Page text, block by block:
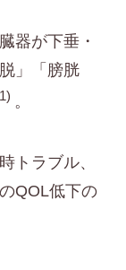
器が下垂・
」「膀胱
1) 。
トラブル、
QOL低下の